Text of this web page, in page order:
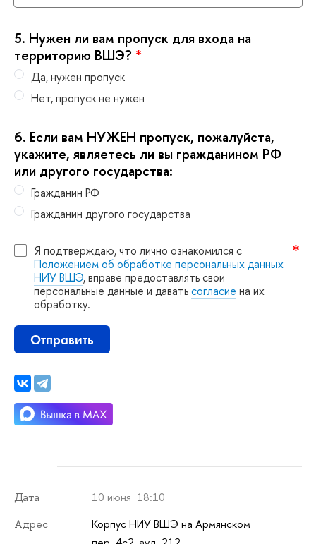
5. Нужен ли вам пропуск для входа на
территорию ВШЭ? *
Да, нужен пропуск
Нет, пропуск не нужен
6. Если вам НУЖЕН пропуск, пожалуйста,
укажите, являетесь ли вы гражданином РФ
или другого государства:
Гражданин РФ
Гражданин другого государства
Я подтверждаю, что лично ознакомился с
Положением об обработке персональных данных
НИУ ВШЭ, вправе предоставлять свои
персональные данные и даватьсогласие на их
обработку.
Отправить
Дата 10 июня 18:10
Адрес
Корпус НИУ ВШЭ на Армянском